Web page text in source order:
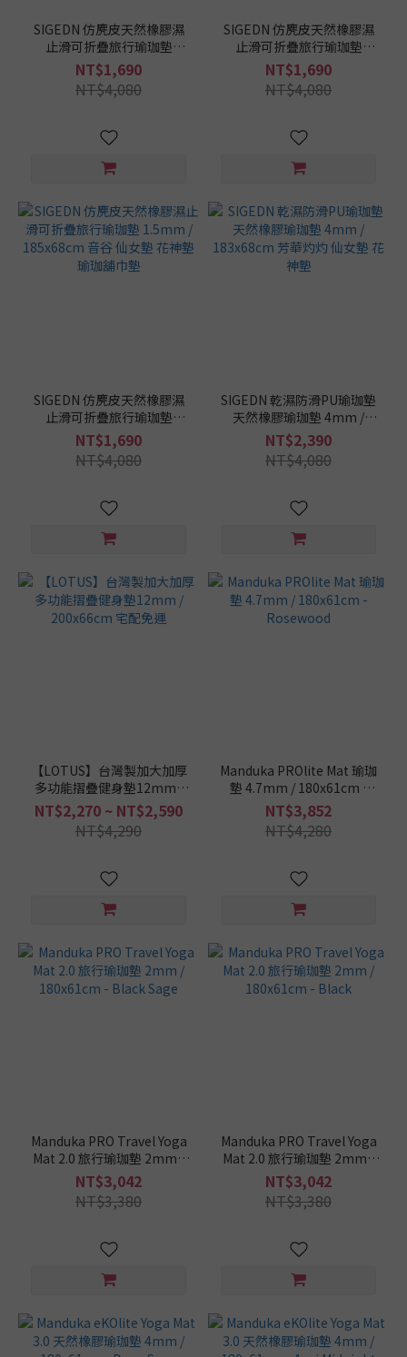
SIGEDN 仿麂皮天然橡膠濕
止滑可折疊旅行瑜珈墊
1.5mm / 185x68cm 夜鶯 仙
女墊 花神墊 瑜珈舖巾墊
NT$1,690
NT$4,080
SIGEDN 仿麂皮天然橡膠濕
止滑可折疊旅行瑜珈墊
1.5mm / 185x68cm 月島 仙
女墊 花神墊 瑜珈舖巾墊
NT$1,690
NT$4,080
SIGEDN 仿麂皮天然橡膠濕
止滑可折疊旅行瑜珈墊
1.5mm / 185x68cm 音谷 仙
女墊 花神墊 瑜珈舖巾墊
NT$1,690
NT$4,080
SIGEDN 乾濕防滑PU瑜珈墊
天然橡膠瑜珈墊 4mm /
183x68cm 芳華灼灼 仙女墊
花神墊
NT$2,390
NT$4,080
【LOTUS】台灣製加大加厚
多功能摺疊健身墊12mm /
200x66cm 宅配免運
NT$2,270 ~ NT$2,590
NT$4,290
Manduka PROlite Mat 瑜珈
墊 4.7mm / 180x61cm -
Rosewood
NT$3,852
NT$4,280
Manduka PRO Travel Yoga
Mat 2.0 旅行瑜珈墊 2mm /
180x61cm - Black Sage
NT$3,042
NT$3,380
Manduka PRO Travel Yoga
Mat 2.0 旅行瑜珈墊 2mm /
180x61cm - Black
NT$3,042
NT$3,380